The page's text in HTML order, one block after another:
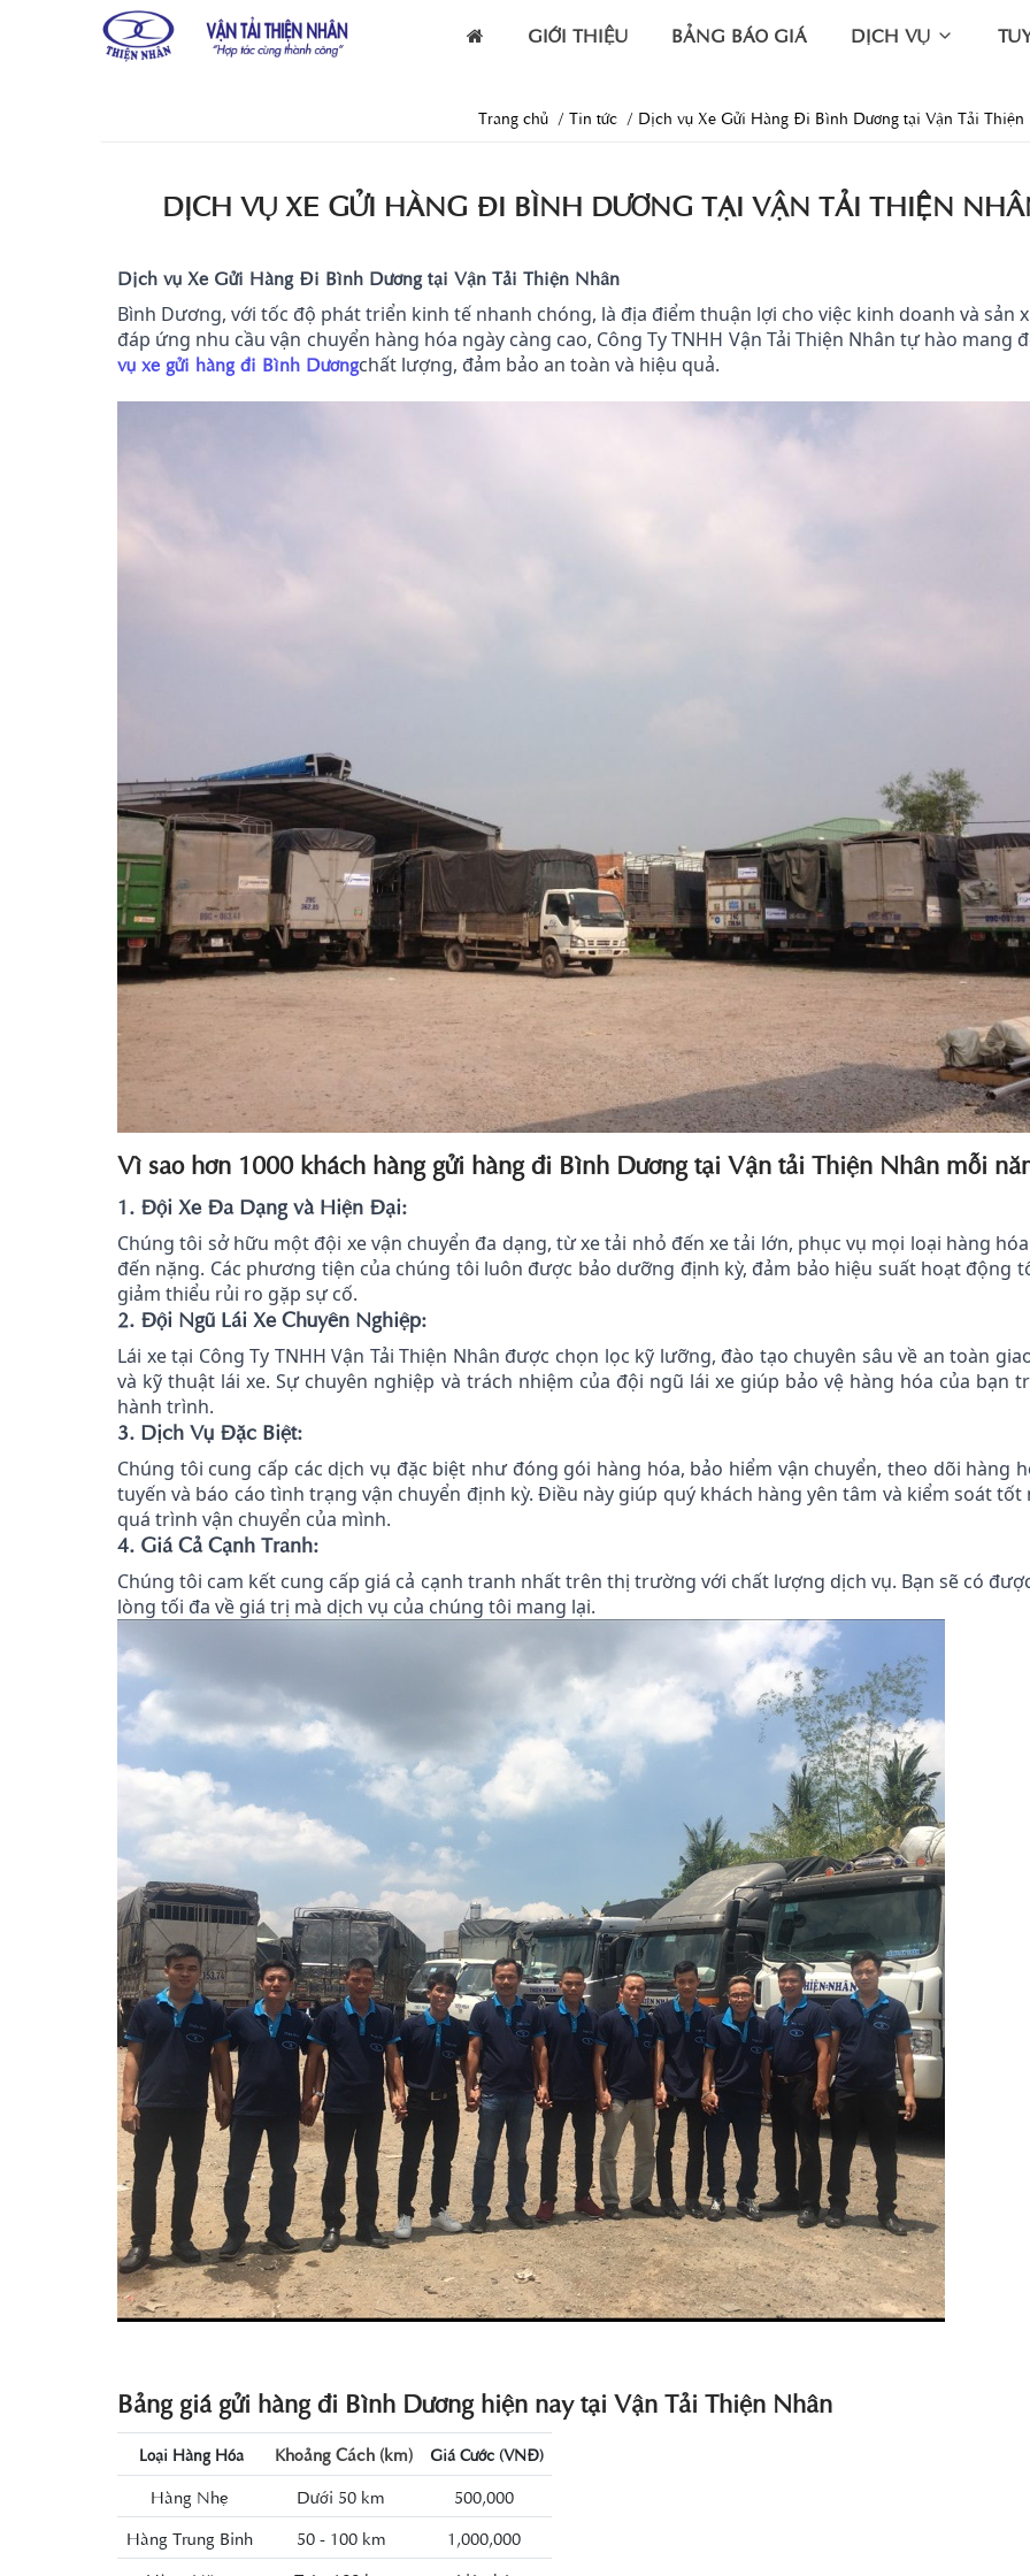
GIỚI THIỆU BẢNG BÁO GIÁ DỊCH VỤ
Trang chủ Tin tức Dịch vụ Xe Gửi Hàng Đi Bình Dương tại Vận Tải Thiện
DỊCH VỤ XE GỬI HÀNG ĐI BÌNH DƯƠNG TẠI VẬN TẢI THIỆN
Dịch vụ Xe Gửi Hàng Đi Bình Dương tại Vận Tải Thiện Nhân
Bình Dương, với tốc độ phát triển kinh tế nhanh chóng, là địa điểm thuận lợi cho việc kinh doanh và sản
đáp ứng nhu cầu vận chuyển hàng hóa ngày càng cao, Công Ty TNHH Vận Tải Thiện Nhân tự hào mang
vụ xe gửi hàng đi Bình Dươngchất lượng, đảm bảo an toàn và hiệu quả.
Vì sao hơn 1000 khách hàng gửi hàng đi Bình Dương tại Vận tải Thiện Nhân mỗi
1. Đội Xe Đa Dạng và Hiện Đại:
Chúng tôi sở hữu một đội xe vận chuyển đa dạng, từ xe tải nhỏ đến xe tải lớn, phục vụ mọi loại hàng
đến nặng. Các phương tiện của chúng tôi luôn được bảo dưỡng định kỳ, đảm bảo hiệu suất hoạt động
giảm thiểu rủi ro gặp sự cố.
2. Đội Ngũ Lái Xe Chuyên Nghiệp:
Lái xe tại Công Ty TNHH Vận Tải Thiện Nhân được chọn lọc kỹ lưỡng, đào tạo chuyên sâu về an toàn
và kỹ thuật lái xe. Sự chuyên nghiệp và trách nhiệm của đội ngũ lái xe giúp bảo vệ hàng hóa của bạn
hành trình.
3. Dịch Vụ Đặc Biệt:
Chúng tôi cung cấp các dịch vụ đặc biệt như đóng gói hàng hóa, bảo hiểm vận chuyển, theo dõi hàng
tuyến và báo cáo tình trạng vận chuyển định kỳ. Điều này giúp quý khách hàng yên tâm và kiểm soát tốt
quá trình vận chuyển của mình.
4. Giá Cả Cạnh Tranh:
Chúng tôi cam kết cung cấp giá cả cạnh tranh nhất trên thị trường với chất lượng dịch vụ. Bạn sẽ có
lòng tối đa về giá trị mà dịch vụ của chúng tôi mang lại.
Bảng giá gửi hàng đi Bình Dương hiện nay tại Vận Tải Thiện Nhân
Loại Hàng Hóa Khoảng Cách (km) Giá Cước (VNĐ)
Hàng Nhẹ Dưới 50 km
500,000
Hàng Trung Binh
50 - 100 km
1,000,000